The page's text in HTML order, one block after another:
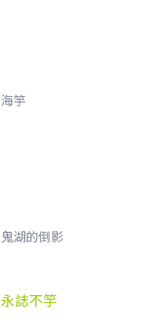
海竽
鬼湖的倒影
永誌不竽